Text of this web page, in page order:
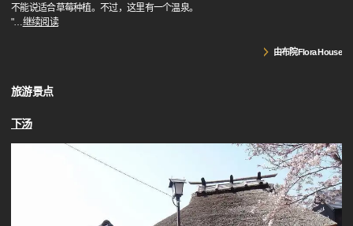
不能说适合草莓种植。不过，这里有一个温泉。
"…继续阅读
由布院Flora House
旅游景点
下汤